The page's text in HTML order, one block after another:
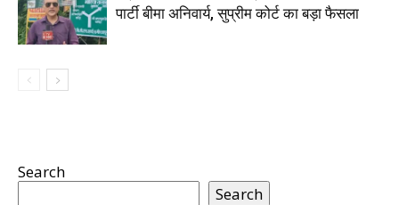
पार्टी बीमा अनिवार्य, सुप्रीम कोर्ट का बड़ा फैसला
Search
Search